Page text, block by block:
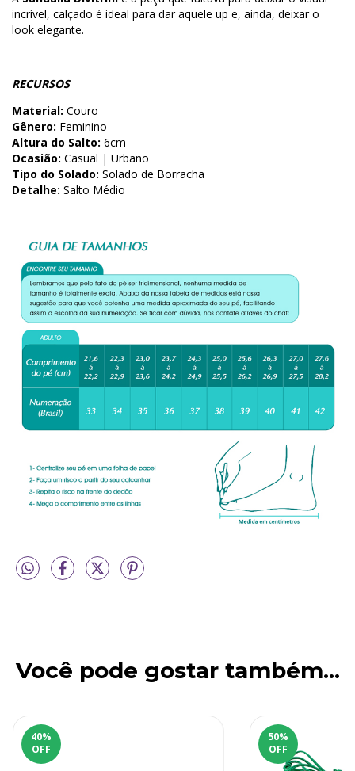
incrível, calçado é ideal para dar aquele up e, ainda, deixar o
look elegante.
RECURSOS
Material: Couro
Gênero: Feminino
Altura do Salto: 6cm
Ocasião: Casual | Urbano
Tipo do Solado: Solado de Borracha
Detalhe: Salto Médio
Você pode gostar também...
40%
OFF
50%
OFF